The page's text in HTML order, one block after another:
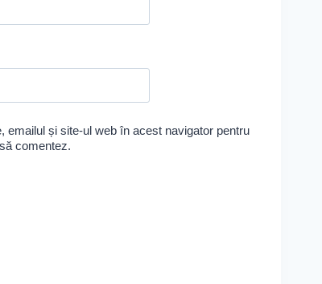
emailul și site-ul web în acest navigator pentru
comentez.